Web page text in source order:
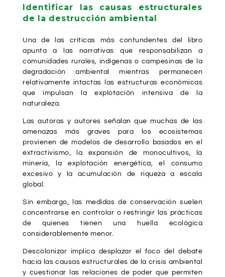
Identificar las causas estructurales
de la destrucción ambiental
Una de las críticas más contundentes del libro
apunta a las narrativas que responsabilizan a
comunidades rurales, indígenas o campesinas de la
degradación ambiental mientras permanecen
relativamente intactas las estructuras económicas
que impulsan la explotación intensiva de la
naturaleza.
Las autoras y autores señalan que muchas de las
amenazas más graves para los ecosistemas
provienen de modelos de desarrollo basados en el
extractivismo, la expansión de monocultivos, la
minería, la explotación energética, el consumo
excesivo y la acumulación de riqueza a escala
global.
Sin embargo, las medidas de conservación suelen
concentrarse en controlar o restringir las prácticas
de quienes tienen una huella ecológica
considerablemente menor.
Descolonizar implica desplazar el foco del debate
hacia las causas estructurales de la crisis ambiental
y cuestionar las relaciones de poder que permiten